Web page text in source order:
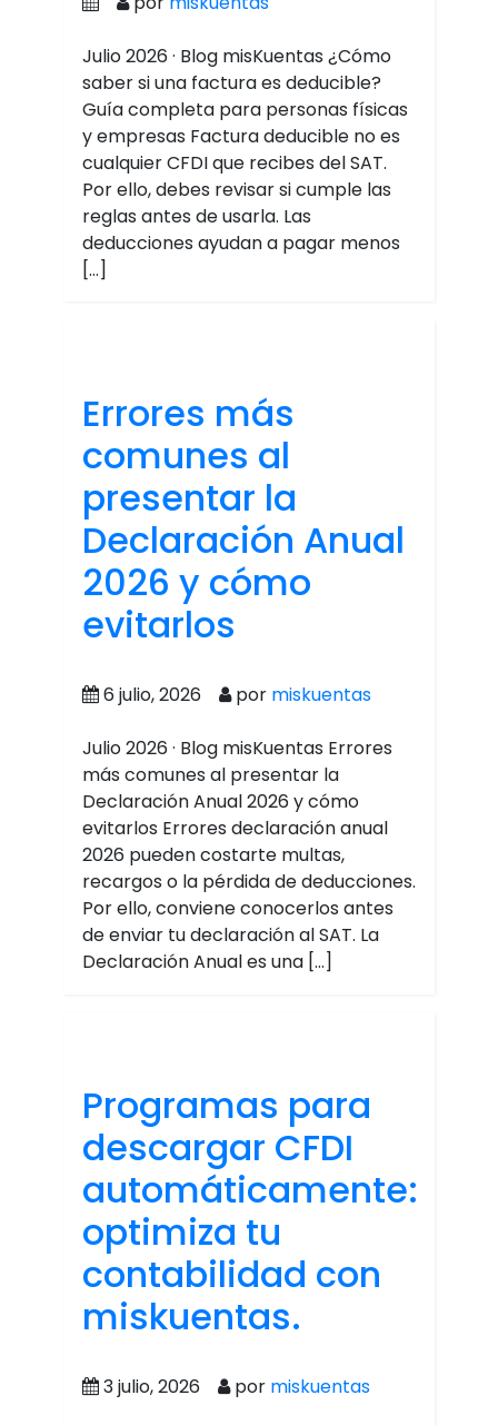
Julio 2026 · Blog misKuentas ¿Cómo
saber si una factura es deducible?
Guía completa para personas físicas
y empresas Factura deducible no es
cualquier CFDI que recibes del SAT.
Por ello, debes revisar si cumple las
reglas antes de usarla. Las
deducciones ayudan a pagar menos
[…]
Errores más
comunes al
presentar la
Declaración Anual
2026 y cómo
evitarlos
6 julio, 2026 por miskuentas
Julio 2026 · Blog misKuentas Errores
más comunes al presentar la
Declaración Anual 2026 y cómo
evitarlos Errores declaración anual
2026 pueden costarte multas,
recargos o la pérdida de deducciones.
Por ello, conviene conocerlos antes
de enviar tu declaración al SAT. La
Declaración Anual es una […]
Programas para
descargar CFDI
automáticamente:
optimiza tu
contabilidad con
miskuentas.
3 julio, 2026 por miskuentas